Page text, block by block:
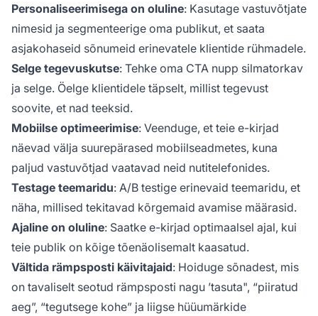
Personaliseerimisega on oluline: Kasutage vastuvõtjate
nimesid ja segmenteerige oma publikut, et saata
asjakohaseid sõnumeid erinevatele klientide rühmadele.
Selge tegevuskutse: Tehke oma CTA nupp silmatorkav
ja selge. Öelge klientidele täpselt, millist tegevust
soovite, et nad teeksid.
Mobiilse optimeerimise: Veenduge, et teie e-kirjad
näevad välja suurepärased mobiilseadmetes, kuna
paljud vastuvõtjad vaatavad neid nutitelefonides.
Testage teemaridu: A/B testige erinevaid teemaridu, et
näha, millised tekitavad kõrgemaid avamise määrasid.
Ajaline on oluline: Saatke e-kirjad optimaalsel ajal, kui
teie publik on kõige tõenäolisemalt kaasatud.
Vältida rämpsposti käivitajaid: Hoiduge sõnadest, mis
on tavaliselt seotud rämpsposti nagu ’tasuta", “piiratud
aeg”, “tegutsege kohe” ja liigse hüüumärkide